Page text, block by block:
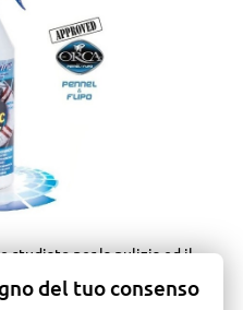
del tuo consenso
pneumatici. Ripristina l?
in neoprene che in PVC,